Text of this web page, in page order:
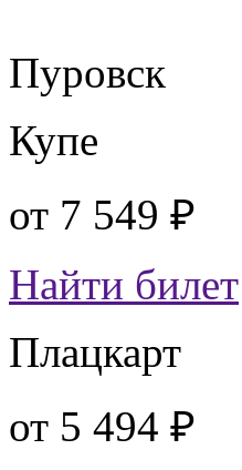
Пуровск
Купе
от 7 549 ₽
Найти билет
Плацкарт
от 5 494 ₽